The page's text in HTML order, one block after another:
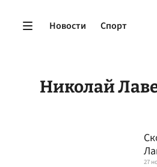
Новости Спорт
Николай
27